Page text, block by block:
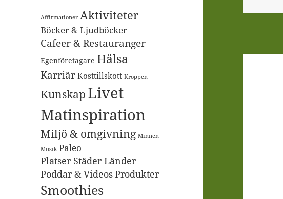
Affirmationer Aktiviteter
Böcker & Ljudböcker
Cafeer & Restauranger
Egenföretagare Hälsa
Karriär Kosttillskott Kroppen
Kunskap Livet
Matinspiration
Miljö & omgivning Minnen
Musik Paleo
Platser Städer Länder
Poddar & VideosProdukter
Smoothies